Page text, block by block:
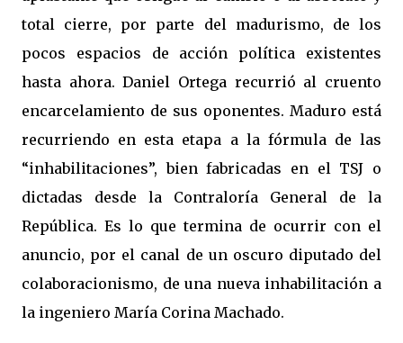
total cierre, por parte del madurismo, de los
pocos espacios de acción política existentes
hasta ahora. Daniel Ortega recurrió al cruento
encarcelamiento de sus oponentes. Maduro está
recurriendo en esta etapa a la fórmula de las
“inhabilitaciones”, bien fabricadas en el TSJ o
dictadas desde la Contraloría General de la
República. Es lo que termina de ocurrir con el
anuncio, por el canal de un oscuro diputado del
colaboracionismo, de una nueva inhabilitación a
la ingeniero María Corina Machado.